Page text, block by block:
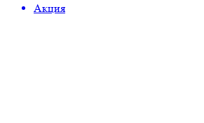
Акция